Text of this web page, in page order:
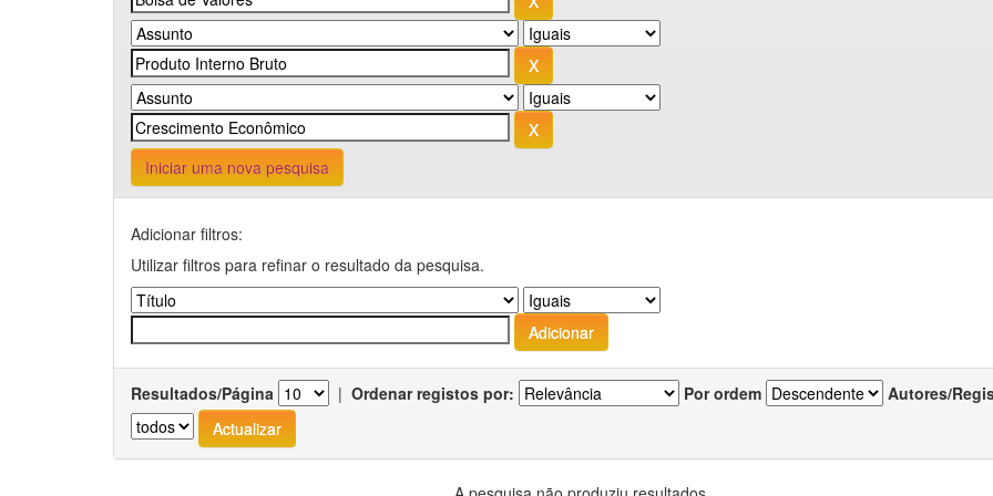
Iniciar uma nova pesquisa
Adicionar filtros:
Utilizar filtros para refinar o resultado da pesquisa.
Resultados/Página | Ordenar registos por: Por ordem Autores/